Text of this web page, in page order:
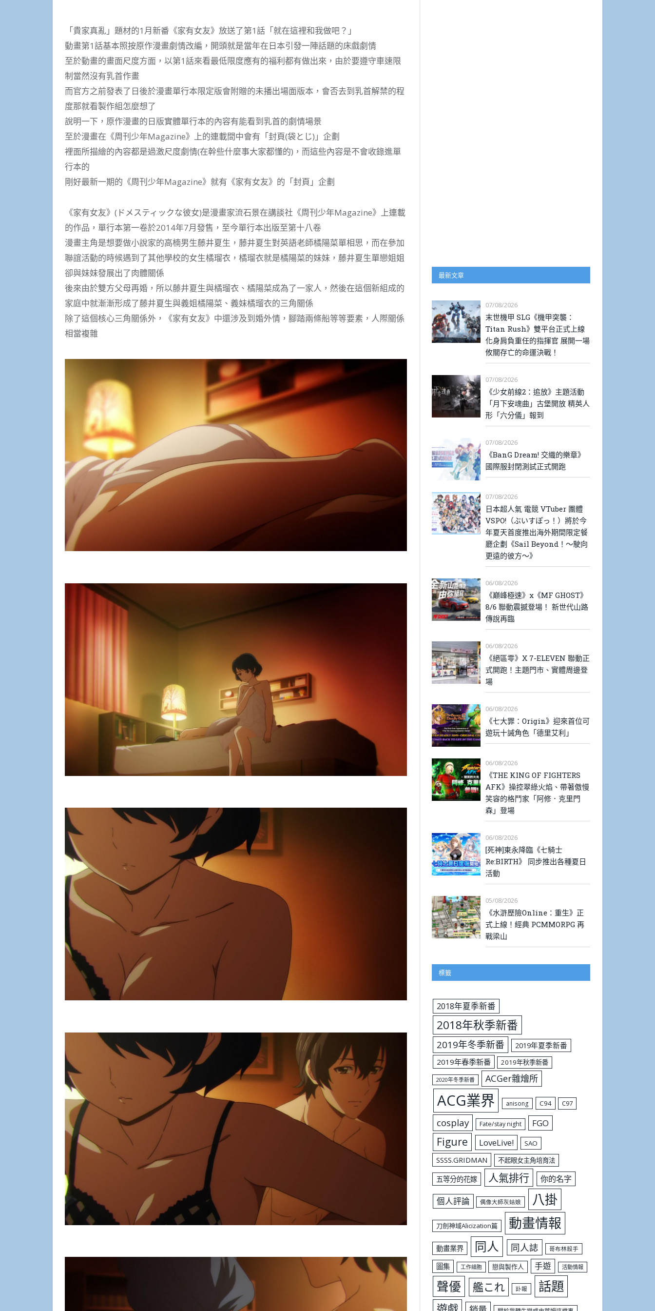
「貴家真亂」題材的1月新番《家有女友》放送了第1話「就在這裡和我做吧？」
動畫第1話基本照按原作漫畫劇情改編，開頭就是當年在日本引發一陣話題的床戲劇情
至於動畫的畫面尺度方面，以第1話來看最低限度應有的福利都有做出來，由於要遵守車速限
制當然沒有乳首作畫
而官方之前發表了日後於漫畫單行本限定版會附贈的未播出場面版本，會否去到乳首解禁的程
度那就看製作組怎麼想了
說明一下，原作漫畫的日版實體單行本的內容有能看到乳首的劇情場景
至於漫畫在《周刊少年Magazine》上的連載間中會有「封頁(袋とじ)」企劃
裡面所描繪的內容都是過激尺度劇情(在幹些什麼事大家都懂的)，而這些內容是不會收錄進單
行本的
剛好最新一期的《周刊少年Magazine》就有《家有女友》的「封頁」企劃
《家有女友》(ドメスティックな彼女)是漫畫家流石景在講談社《周刊少年Magazine》上連載
的作品，單行本第一卷於2014年7月發售，至今單行本出版至第十八卷
漫畫主角是想要做小說家的高楠男生藤井夏生，藤井夏生對英語老師橘陽菜單相思，而在參加
聯誼活動的時候遇到了其他學校的女生橘瑠衣，橘瑠衣就是橘陽菜的妹妹，藤井夏生單戀姐姐
卻與妹妹發展出了肉體關係
後來由於雙方父母再婚，所以藤井夏生與橘瑠衣、橘陽菜成為了一家人，然後在這個新組成的
家庭中就漸漸形成了藤井夏生與義姐橘陽菜、義妹橘瑠衣的三角關係
除了這個核心三角關係外，《家有女友》中還涉及到婚外情，腳踏兩條船等等要素，人際關係
相當複雜
最新文章
07/08/2026
末世機甲 SLG《機甲突襲：
Titan Rush》雙平台正式上線
化身肩負重任的指揮官 展開一場
攸關存亡的命運決戰！
07/08/2026
《少女前線2：追放》主題活動
「月下安魂曲」古堡開放 精英人
形「六分儀」報到
07/08/2026
《BanG Dream! 交織的樂章》
國際服封閉測試正式開跑
07/08/2026
日本超人氣 電競 VTuber 團體
VSPO!（ぶいすぽっ！）將於今
年夏天首度推出海外期間限定餐
廳企劃《Sail Beyond！～駛向
更遠的彼方～》
06/08/2026
《巔峰極速》x《MF GHOST》
8/6 聯動震撼登場！ 新世代山路
傳說再臨
06/08/2026
《絕區零》X 7-ELEVEN 聯動正
式開跑！主題門市、實體周邊登
場
06/08/2026
《七大罪：Origin》迎來首位可
遊玩十誡角色「德里艾利」
06/08/2026
《THE KING OF FIGHTERS
AFK》操控翠綠火焰、帶著傲慢
笑容的格鬥家「阿修．克里門
森」登場
06/08/2026
[死神]東永降臨《七騎士
Re:BIRTH》 同步推出各種夏日
活動
05/08/2026
《水滸歷險Online：重生》正
式上線！經典 PCMMORPG 再
戰梁山
標籤
2018年夏季新番
2018年秋季新番
2019年冬季新番
2019年夏季新番
2019年春季新番
2019年秋季新番
2020年冬季新番 ACGer雜燴所
ACG業界 anisong C94 C97
cosplay Fate/stay night FGO
Figure LoveLive! SAO
SSSS.GRIDMAN 不起眼女主角培育法
五等分的花嫁 人氣排行 你的名字
個人評論 偶像大師灰姑娘 八掛
刀劍神域Alicization篇 動畫情報
動畫業界 同人 同人誌 哥布林殺手
圖集 工作細胞 戀與製作人 手遊 活動情報
聲優 艦これ 訃報 話題